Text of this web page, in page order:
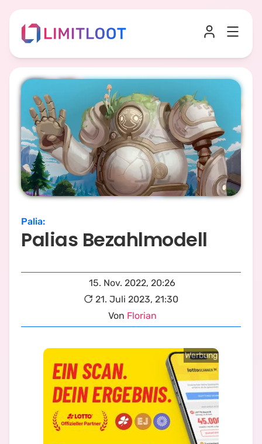
Palia:
Palias Bezahlmodell
15. Nov. 2022, 20:26
21. Juli 2023, 21:30
Von Florian
Werbung